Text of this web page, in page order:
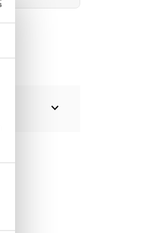
expand_more